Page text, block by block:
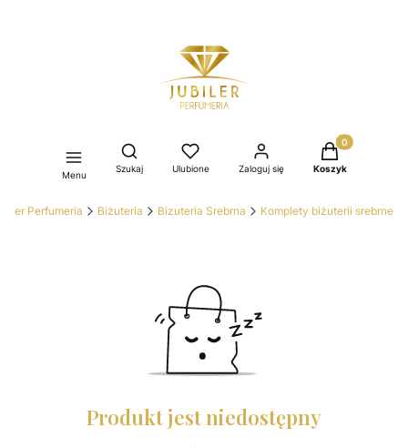
Menu
Otwórz wyszukiwarkę
Szukaj Ulubione Zaloguj się
Produkty w
Koszyk
Perfumeria Biżuteria Bizuteria Srebrna Komplety biżuterii srebrne
Produkt jest niedostępny